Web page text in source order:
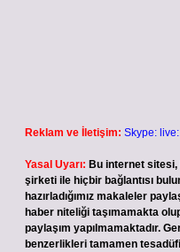
Reklam ve İletişim: Skype:
Yasal Uyarı: Bu internet
şirketi ile hiçbir bağlantısı
hazırladığımız makaleler
haber niteliği taşımamakta
paylaşım yapılmamaktadır.
benzerlikleri tamamen